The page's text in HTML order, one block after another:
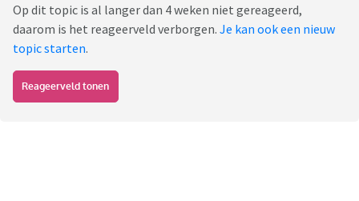
Op dit topic is al langer dan 4 weken niet gereageerd,
daarom is het reageerveld verborgen. Je kan ook een nieuw
topic starten.
Reageerveld tonen